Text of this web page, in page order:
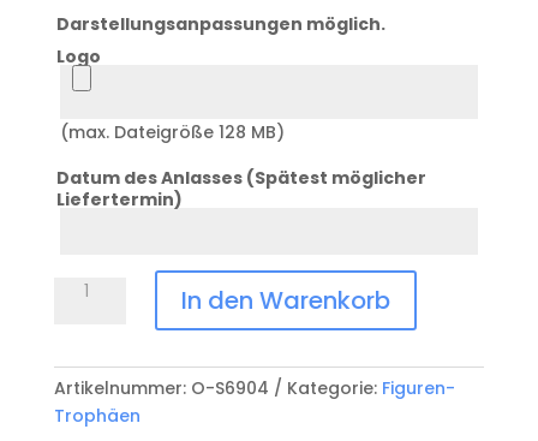
Darstellungsanpassungen möglich.
Logo
Logo
(max. Dateigröße 128 MB)
Datum des Anlasses (Spätest möglicher
Liefertermin)
Figur
Ohren"
O-
S6904
In den Warenkorb
Artikelnummer: O-S6904 Kategorie: Figuren-
Trophäen